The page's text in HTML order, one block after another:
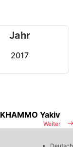
Jahr
2017
Weiter
Yakiv